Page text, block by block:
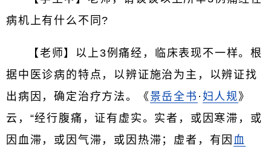
病机上有什么不同?
【老师】以上3例痛经，临床表现不一样。根
据中医诊病的特点，以辨证施治为主，以辨证找
出病因，确定治疗方法。《 景岳全书 · 妇人规》
云，“经行腹痛，证有虚实。实者，或因寒滞，或
因血滞，或因气滞，或因热滞；虚者，有因 血